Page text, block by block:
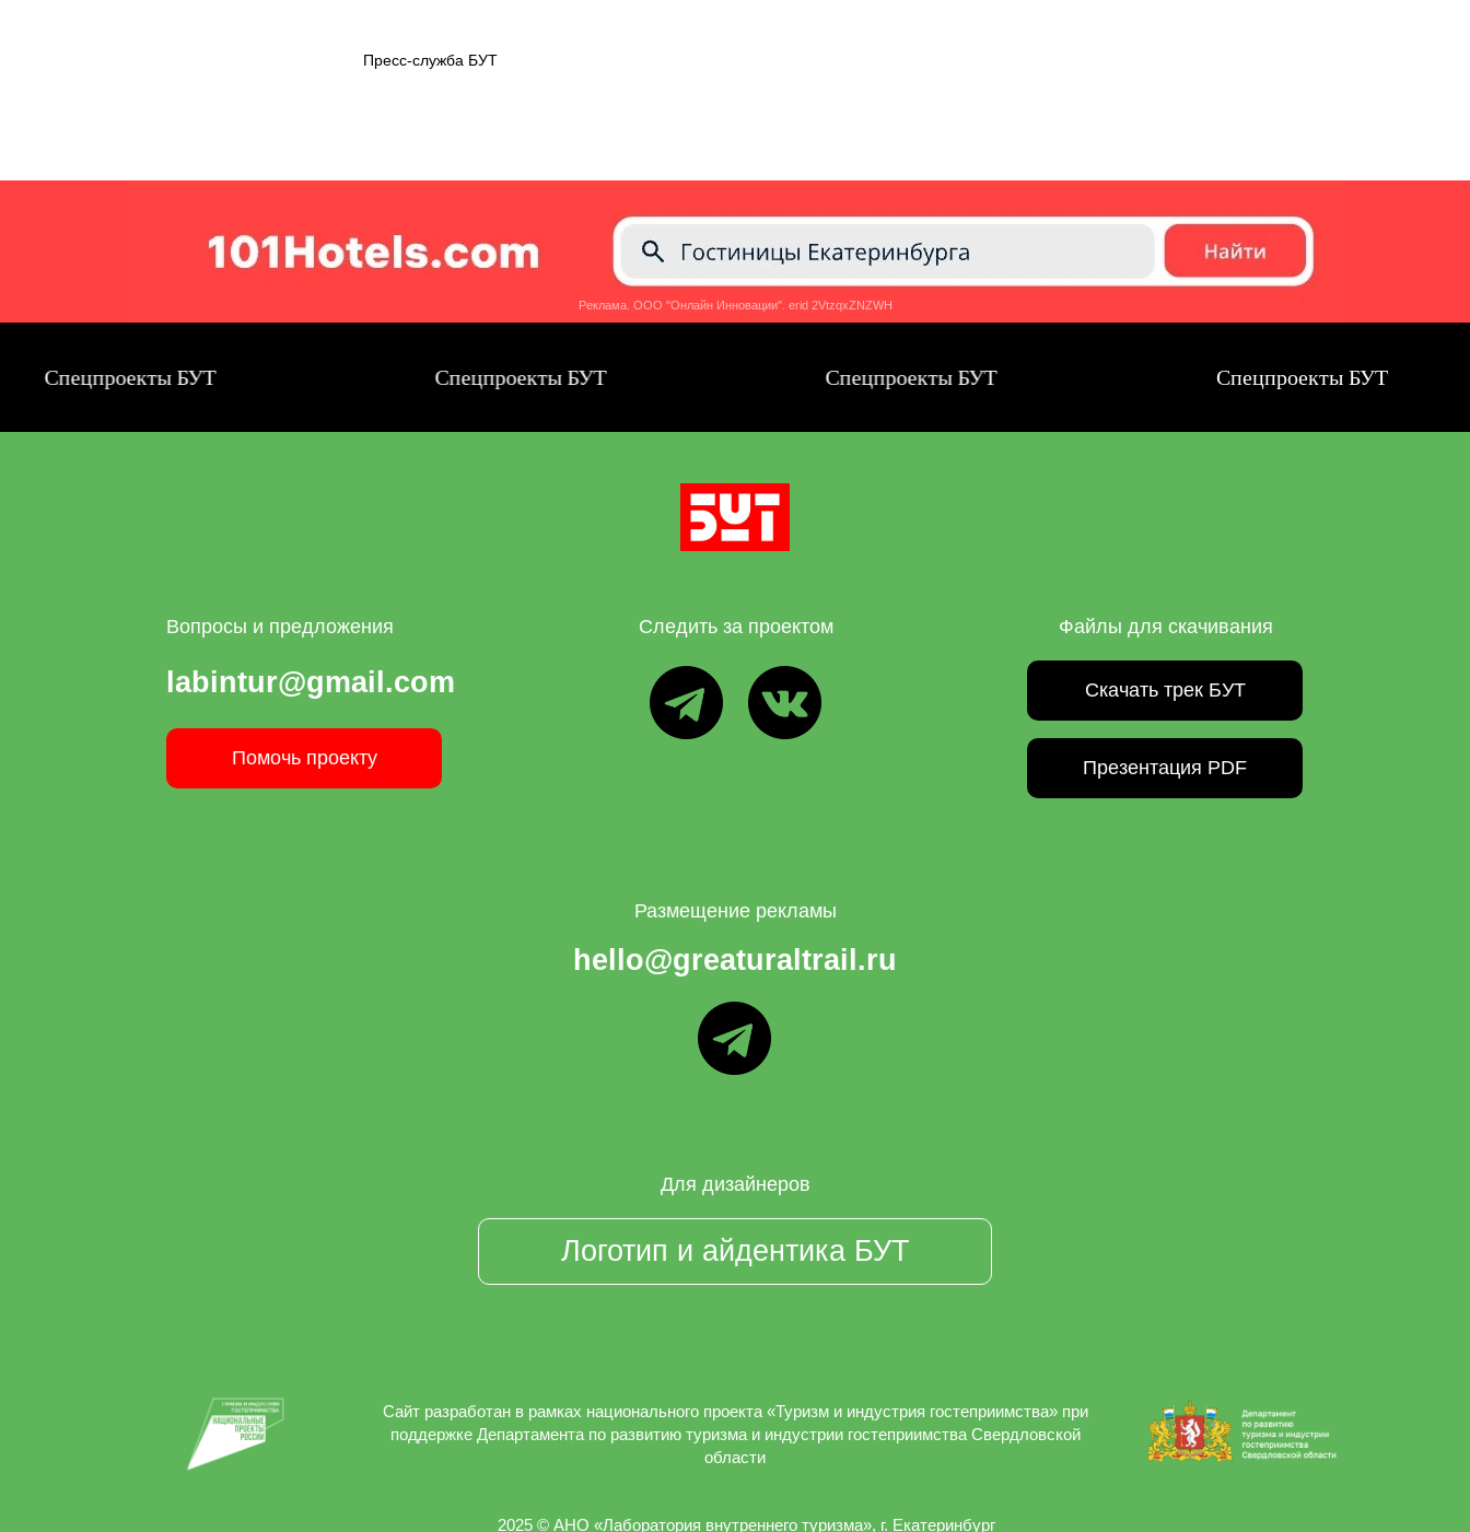
Пресс-служба БУТ
Реклама. ООО "Онлайн Инновации". erid 2VtzqxZNZWH
БУТ Спецпроекты БУТ Спецпроекты БУТ Спецпроекты БУТ
ТГ ВК
labintur@gmail.com
Следить за проектом
Презентация PDF
Скачать трек БУТ
Вопросы и предложения Файлы для скачивания
Помочь проекту
hello@greaturaltrail.ru
ТГ
Размещение рекламы
Логотип и айдентика БУТ
Для дизайнеров
Сайт разработан в рамках национального проекта «Туризм и индустрия гостеприимства» при
поддержке Департамента по развитию туризма и индустрии гостеприимства Свердловской
области
2025 © АНО «Лаборатория внутреннего туризма», г. Екатеринбург